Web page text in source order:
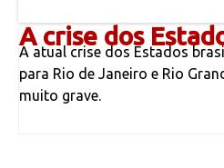
A crise dos
A atual crise dos Estados
para Rio de Janeiro e Rio
muito grave.